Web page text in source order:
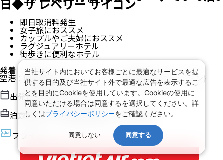
日◆ザ レベリー サイゴン
即日取消料発生
女子旅におススメ
カップルやご夫婦におススメ
ラグジュアリーホテル
街歩きに便利なホテル
発着
空港 ： 関西空港/タンソンニャット国際空港(ホーチミン)
出発日2026/8/16（日）
泊数 3 泊 5日（現地滞在時間：3日12時間）
フライト
当社サイト内においてお客様ごとに最適なサービスを提
供する目的及び当社サイト外で最適な広告を表示するこ
とを目的にCookieを使用しています。Cookieの使用に
同意いただける場合は同意するを選択してください。詳
しくはプライバシーポリシーをご確認ください。
同意しない 同意する